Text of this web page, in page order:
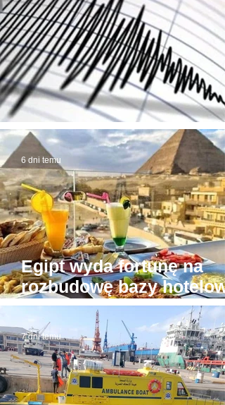
Trzęsienie ziemi w
Egipt wyda fortunę na
rozbudowę bazy
wokół Piramid w Gizie
6 dni temu
7 dni temu